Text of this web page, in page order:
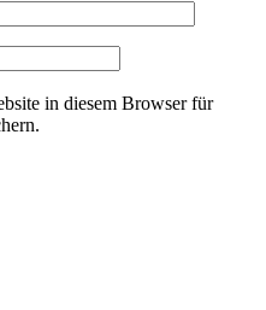
in diesem Browser für